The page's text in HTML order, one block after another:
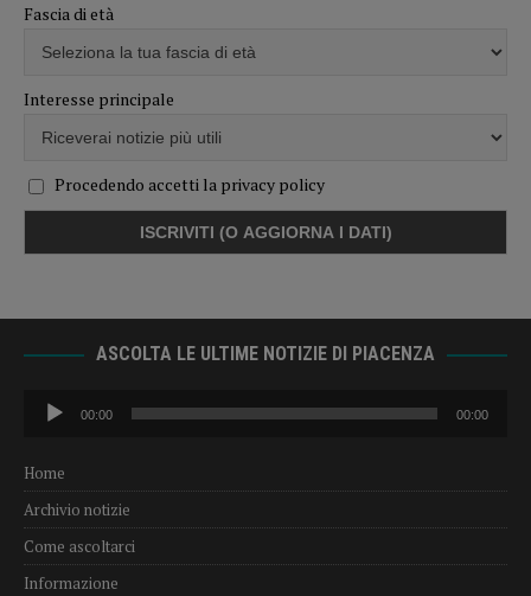
Fascia di età
Interesse principale
Procedendo accetti la privacy policy
ASCOLTA LE ULTIME NOTIZIE DI PIACENZA
Audio
Player
00:00 00:00
Home
Archivio notizie
Come ascoltarci
Informazione